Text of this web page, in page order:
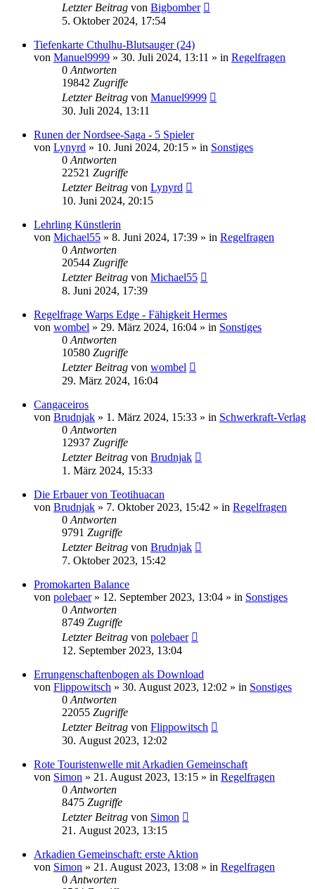
Letzter Beitrag von Bigbomber
5. Oktober 2024, 17:54
Tiefenkarte Cthulhu-Blutsauger (24)
von Manuel9999 » 30. Juli 2024, 13:11 » in Regelfragen
0 Antworten
19842 Zugriffe
Letzter Beitrag von Manuel9999
30. Juli 2024, 13:11
Runen der Nordsee-Saga - 5 Spieler
von Lynyrd » 10. Juni 2024, 20:15 » in Sonstiges
0 Antworten
22521 Zugriffe
Letzter Beitrag von Lynyrd
10. Juni 2024, 20:15
Lehrling Künstlerin
von Michael55 » 8. Juni 2024, 17:39 » in Regelfragen
0 Antworten
20544 Zugriffe
Letzter Beitrag von Michael55
8. Juni 2024, 17:39
Regelfrage Warps Edge - Fähigkeit Hermes
von wombel » 29. März 2024, 16:04 » in Sonstiges
0 Antworten
10580 Zugriffe
Letzter Beitrag von wombel
29. März 2024, 16:04
Cangaceiros
von Brudnjak » 1. März 2024, 15:33 » in Schwerkraft-Verlag
0 Antworten
12937 Zugriffe
Letzter Beitrag von Brudnjak
1. März 2024, 15:33
Die Erbauer von Teotihuacan
von Brudnjak » 7. Oktober 2023, 15:42 » in Regelfragen
0 Antworten
9791 Zugriffe
Letzter Beitrag von Brudnjak
7. Oktober 2023, 15:42
Promokarten Balance
von polebaer» 12. September 2023, 13:04 » in Sonstiges
0 Antworten
8749 Zugriffe
Letzter Beitrag von polebaer
12. September 2023, 13:04
Errungenschaftenbogen als Download
von Flippowitsch » 30. August 2023, 12:02 » in Sonstiges
0 Antworten
22055 Zugriffe
Letzter Beitrag von Flippowitsch
30. August 2023, 12:02
Rote Touristenwelle mit Arkadien Gemeinschaft
von Simon » 21. August 2023, 13:15 » in Regelfragen
0 Antworten
8475 Zugriffe
Letzter Beitrag von Simon
21. August 2023, 13:15
Arkadien Gemeinschaft: erste Aktion
von Simon » 21. August 2023, 13:08 » in Regelfragen
0 Antworten